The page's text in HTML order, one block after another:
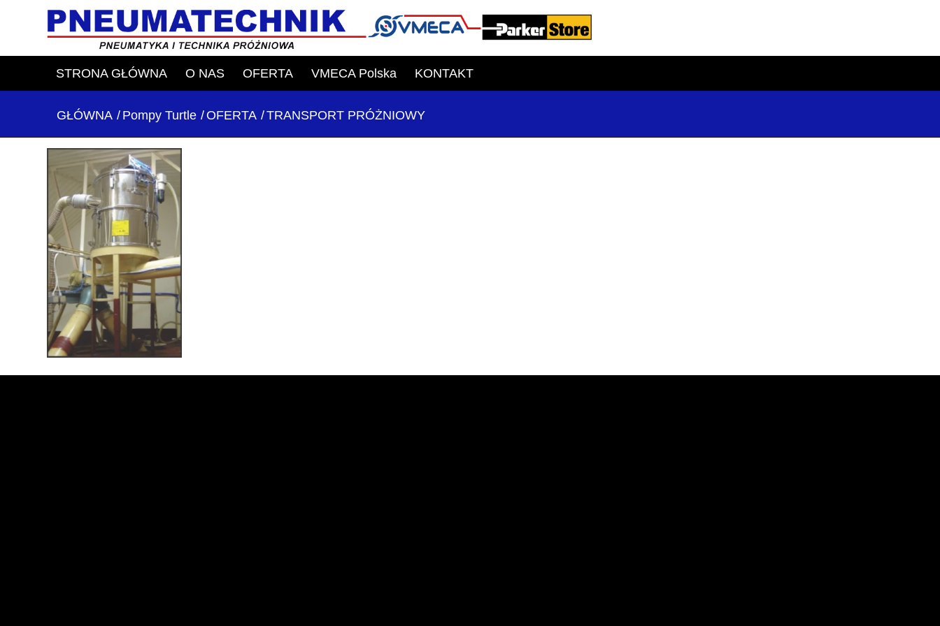
STRONA GŁÓWNA O NAS OFERTA VMECA Polska KONTAKT
GŁÓWNA / Pompy Turtle /OFERTA /TRANSPORT PRÓŻNIOWY